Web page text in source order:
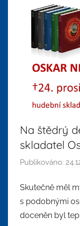
Na štědrý
skladatel
Publikováno:
Skutečně měl
s podobnými
doceněn byl